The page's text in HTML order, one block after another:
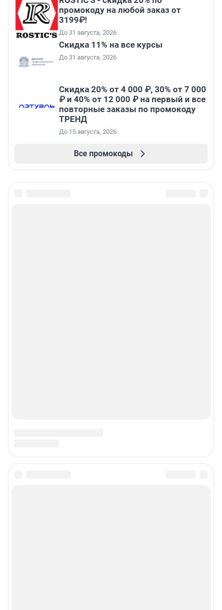
промокоду на любой заказ от
3199₽!
До 31 августа, 2026
Скидка 11% на все курсы
До 31 августа, 2026
Скидка 20% от 4 000 ₽, 30% от 7 000
₽ и 40% от 12 000 ₽ на первый и все
повторные заказы по промокоду
ТРЕНД
До 15 августа, 2026
Все промокоды